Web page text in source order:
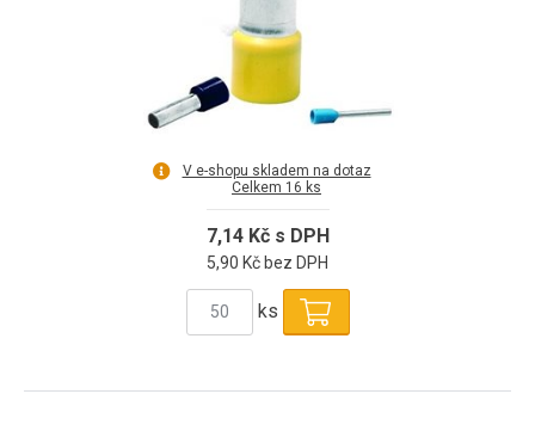
V e-shopu skladem na dotaz
Celkem 16 ks
7,14 Kč s DPH
5,90 Kč bez DPH
ks